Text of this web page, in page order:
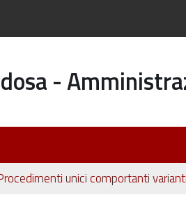
-
unici comportanti